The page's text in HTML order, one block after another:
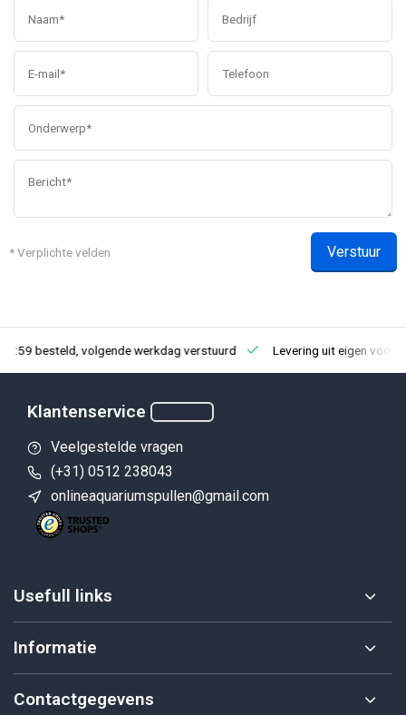
* Verplichte velden Verstuur
besteld, volgende werkdag verstuurd Levering uit eigen
Klantenservice
Veelgestelde vragen
(+31) 0512 238043
onlineaquariumspullen@gmail.com
Usefull links
Informatie
Contactgegevens